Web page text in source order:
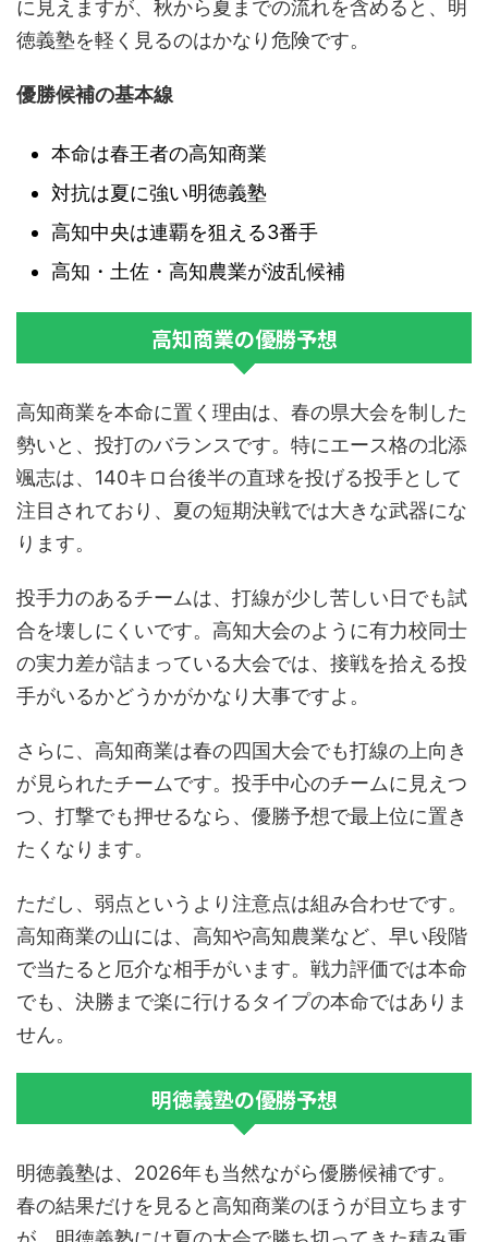
に見えますが、秋から夏までの流れを含めると、明
徳義塾を軽く見るのはかなり危険です。
優勝候補の基本線
本命は春王者の高知商業
対抗は夏に強い明徳義塾
高知中央は連覇を狙える3番手
高知・土佐・高知農業が波乱候補
高知商業の優勝予想
高知商業を本命に置く理由は、春の県大会を制した
勢いと、投打のバランスです。特にエース格の北添
颯志は、140キロ台後半の直球を投げる投手として
注目されており、夏の短期決戦では大きな武器にな
ります。
投手力のあるチームは、打線が少し苦しい日でも試
合を壊しにくいです。高知大会のように有力校同士
の実力差が詰まっている大会では、 接戦を拾える投
手がいるかどうかがかなり大事ですよ。
さらに、高知商業は春の四国大会でも打線の上向き
が見られたチームです。投手中心のチームに見えつ
つ、打撃でも押せるなら、優勝予想で最上位に置き
たくなります。
ただし、弱点というより注意点は組み合わせです。
高知商業の山には、高知や高知農業など、早い段階
で当たると厄介な相手がいます。戦力評価では本命
でも、決勝まで楽に行けるタイプの本命ではありま
せん。
明徳義塾の優勝予想
明徳義塾は、2026年も当然ながら優勝候補です。
春の結果だけを見ると高知商業のほうが目立ちます